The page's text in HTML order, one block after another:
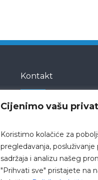
Cijenimo vašu
Koristimo kolačiće za
pregledavanja,
sadržaja i analizu našeg
"Prihvati sve" pristajete na
Kontakt
Hrvatska